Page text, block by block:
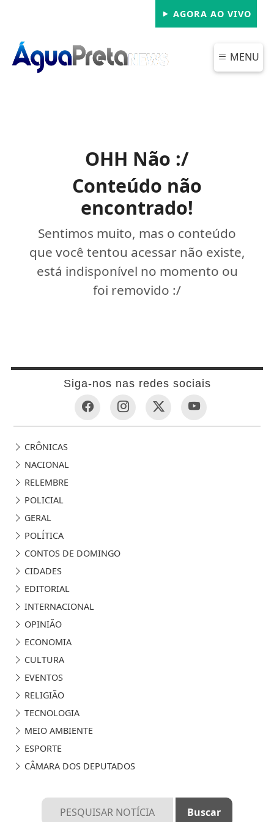
AGORA AO VIVO
MENU
OHH Não :/
Conteúdo não
encontrado!
Sentimos muito, mas o conteúdo
que você tentou acessar não existe,
está indisponível no momento ou
foi removido :/
Siga-nos nas redes sociais
CRÔNICAS
NACIONAL
RELEMBRE
POLICIAL
GERAL
POLÍTICA
CONTOS DE DOMINGO
CIDADES
EDITORIAL
INTERNACIONAL
OPINIÃO
ECONOMIA
CULTURA
EVENTOS
RELIGIÃO
TECNOLOGIA
MEIO AMBIENTE
ESPORTE
CÂMARA DOS DEPUTADOS